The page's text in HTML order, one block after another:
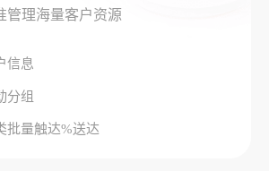
管理海量客户资源
信息
分组
批量触达%送达